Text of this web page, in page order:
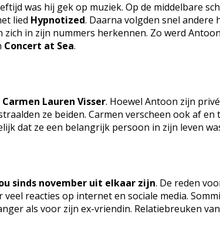
was hij gek op muziek. Op de middelbare
lied Hypnotized. Daarna volgden snel andere
in zijn nummers herkennen. Zo werd
Concert at Sea.
Carmen Lauren Visser. Hoewel Antoon zijn
ze beiden. Carmen verscheen ook af
dat ze een belangrijk persoon in zijn leven
sinds november uit elkaar zijn. De reden
reacties op internet en sociale media.
als voor zijn ex-vriendin. Relatiebreuken